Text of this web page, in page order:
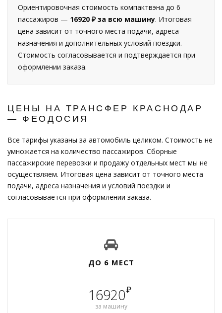
Ориентировочная стоимость компактвэна до 6
пассажиров — 16920 ₽ за всю машину. Итоговая
цена зависит от точного места подачи, адреса
назначения и дополнительных условий поездки.
Стоимость согласовывается и подтверждается при
оформлении заказа.
ЦЕНЫ НА ТРАНСФЕР КРАСНОДАР
— ФЕОДОСИЯ
Все тарифы указаны за автомобиль целиком. Стоимость не
умножается на количество пассажиров. Сборные
пассажирские перевозки и продажу отдельных мест мы не
осуществляем. Итоговая цена зависит от точного места
подачи, адреса назначения и условий поездки и
согласовывается при оформлении заказа.
ДО 6 МЕСТ
16920₽
за машину